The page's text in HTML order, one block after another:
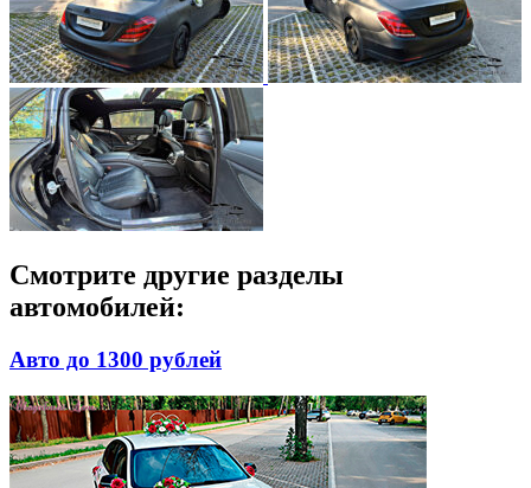
Смотрите другие разделы
автомобилей:
Авто до 1300 рублей